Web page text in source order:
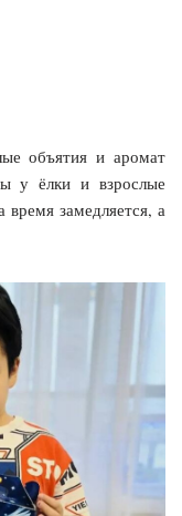
объятия и аромат
у ёлки и взрослые
время замедляется, а